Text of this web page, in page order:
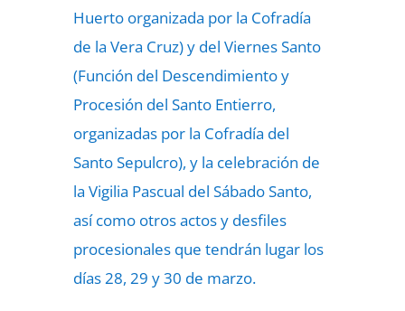
Huerto organizada por la Cofradía
de la Vera Cruz) y del Viernes Santo
(Función del Descendimiento y
Procesión del Santo Entierro,
organizadas por la Cofradía del
Santo Sepulcro), y la celebración de
la Vigilia Pascual del Sábado Santo,
así como otros actos y desfiles
procesionales que tendrán lugar los
días 28, 29 y 30 de marzo.